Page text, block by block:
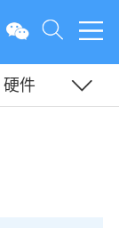
硬件